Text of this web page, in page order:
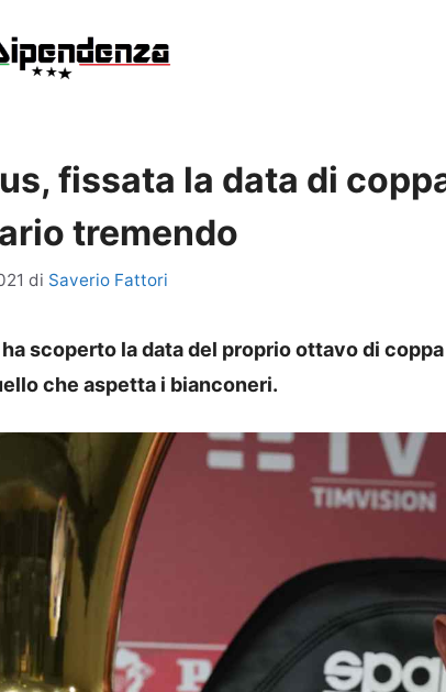
fissata la data di
tremendo
di Saverio Fattori
scoperto la data del proprio ottavo di
che aspetta i bianconeri.